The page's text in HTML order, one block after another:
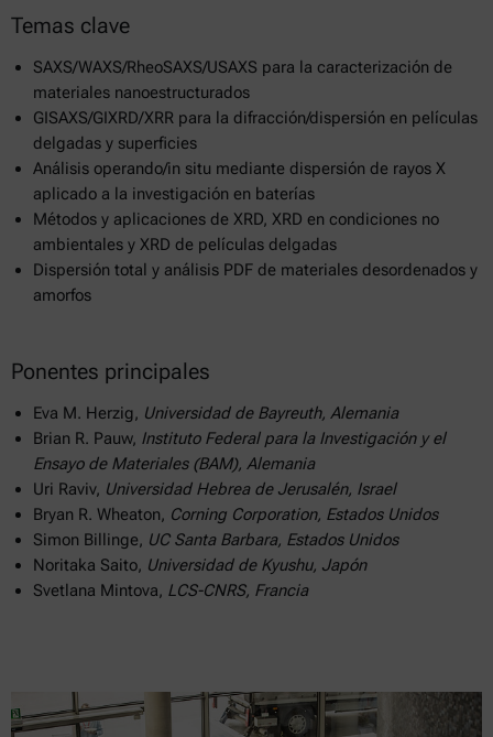
Temas clave
SAXS/WAXS/RheoSAXS/USAXS para la caracterización de
materiales nanoestructurados
GISAXS/GIXRD/XRR para la difracción/dispersión en películas
delgadas y superficies
Análisis operando/in situ mediante dispersión de rayos X
aplicado a la investigación en baterías
Métodos y aplicaciones de XRD, XRD en condiciones no
ambientales y XRD de películas delgadas
Dispersión total y análisis PDF de materiales desordenados y
amorfos
Ponentes principales
Eva M. Herzig, Universidad de Bayreuth, Alemania
Brian R. Pauw, Instituto Federal para la Investigación y el
Ensayo de Materiales (BAM), Alemania
Uri Raviv, Universidad Hebrea de Jerusalén, Israel
Bryan R. Wheaton, Corning Corporation, Estados Unidos
Simon Billinge, UC Santa Barbara, Estados Unidos
Noritaka Saito, Universidad de Kyushu, Japón
Svetlana Mintova, LCS-CNRS, Francia